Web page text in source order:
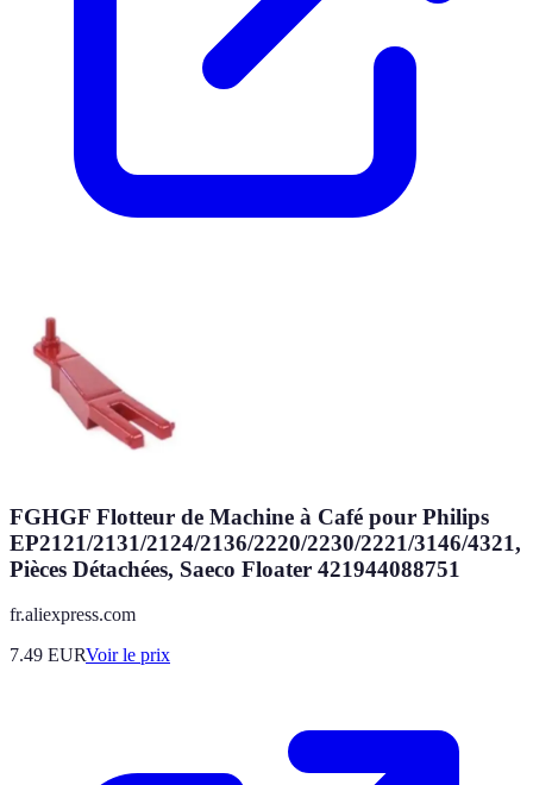
FGHGF Flotteur de Machine à Café pour Philips
EP2121/2131/2124/2136/2220/2230/2221/3146/4321,
Pièces Détachées, Saeco Floater 421944088751
fr.aliexpress.com
7.49 EURVoir le prix